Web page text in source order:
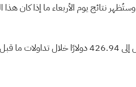
نتائج يوم الأربعاء ما إذا كان